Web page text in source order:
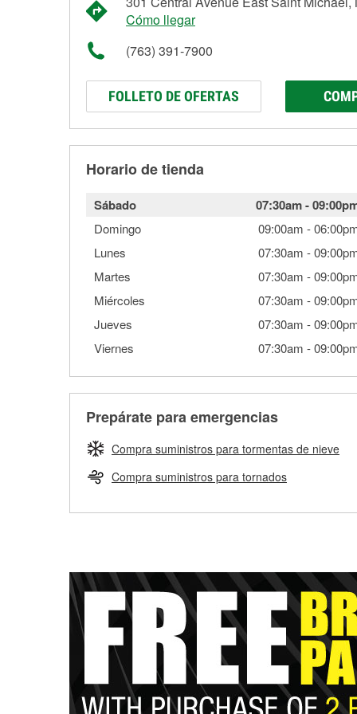
Cómo llegar
(763) 391-7900
FOLLETO DE OFERTAS
Horario de tienda
Sábado 07:30am-
Domingo 09:00am -
Lunes
07:30am -
Martes
07:30am -
Miércoles
07:30am -
Jueves
07:30am -
Viernes
07:30am -
Prepárate para emergencias
Compra suministros para tormentas de nieve
Compra suministros para tornados